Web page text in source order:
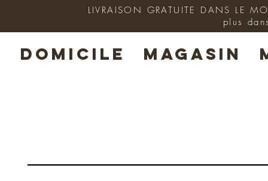
DOMICILE MAGASIN
LIVRAISON GRATUITE DANS LE
plus